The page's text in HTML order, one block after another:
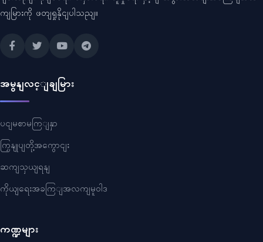
ကျမြားကို ဖတျရှုနိုငျပါသညျ။
အမွနျလင့ျချမြား
ပငျမစာမကြျနှာ
ကြှနျုပျတို့အကွောငျး
ဆကျသှယျရနျ
ကိုယျရေးအခကြျအလကျမူဝါဒ
ကဏ္ဍများ